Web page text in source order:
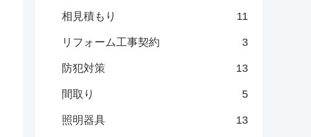
相見積もり 11
リフォーム工事契約 3
防犯対策 13
間取り 5
照明器具 13